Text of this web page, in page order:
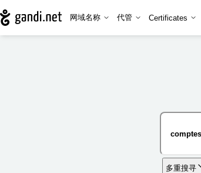
网域名称 代管 Certificates
多重搜寻